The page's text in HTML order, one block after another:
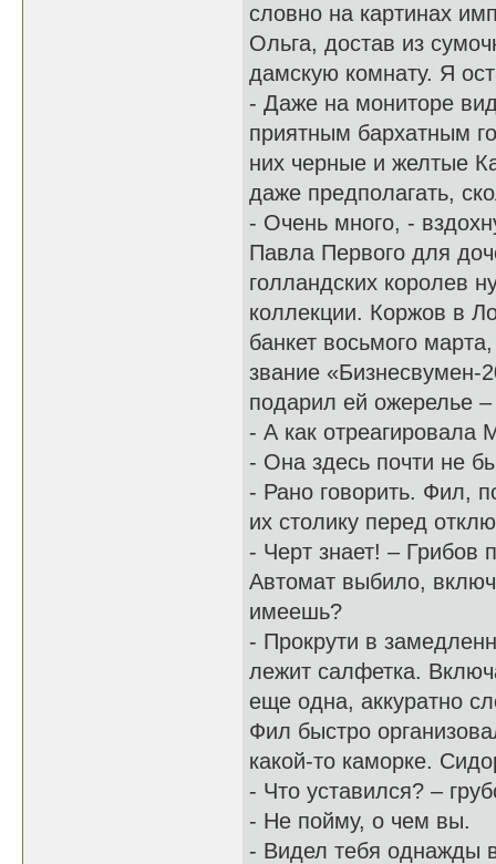
словно на картинах
Ольга, достав из
дамскую комнату. Я
- Даже на мониторе
приятным бархатным
них черные и желтые
даже предполагать,
- Очень много, -
Павла Первого для
голландских королев
коллекции. Коржов в
банкет восьмого
звание «Бизнесвумен-
подарил ей ожерелье
- А как отреагировала
- Она здесь почти не
- Рано говорить. Фил,
их столику перед
- Черт знает! –
Автомат выбило,
имеешь?
- Прокрути в
лежит салфетка.
еще одна, аккуратно
Фил быстро
какой-то каморке.
- Что уставился? –
- Не пойму, о чем вы.
- Видел тебя однажды